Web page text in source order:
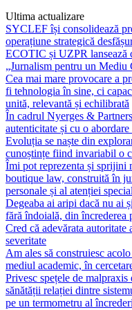
Ultima actualizare
SYCLEF își consolidează
operațiune strategică
ECOTIC și UZPR lansează
„Jurnalism pentru un Mediu
Cea mai mare provocare a
fi tehnologia în sine, ci
unită, relevantă și echilibrată
În cadrul Nyerges &
autenticitate și cu o
Evoluția se naște din
cunoștințe fiind invariabil o
Îmi pot reprezenta și sprijini
boutique law, construită în
personale și al atenției
Degeaba ai aripi dacă nu ai
fără îndoială, din încrederea
Cred că adevărata
severitate
Am ales să construiesc
mediul academic, în
Privesc spețele de
sănătății relației dintre
pe un termometru al